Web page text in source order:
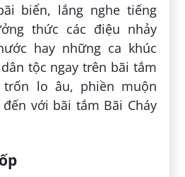
biển, lắng nghe tiếng
thức các điệu nhảy
hay những ca khúc
tộc ngay trên bãi tắm
trốn lo âu, phiền muộn
với bãi tắm Bãi Cháy